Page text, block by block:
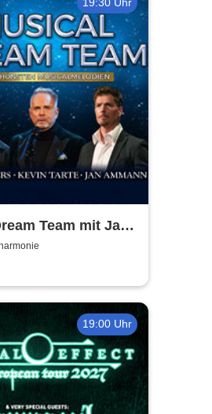
Team mit Jan
Tarte, Oedo
19:00 Uhr